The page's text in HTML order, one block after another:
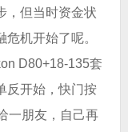
，但当时资金状
机开始了呢。
D80+18-135套
反开始，快门按
一朋友，自己再